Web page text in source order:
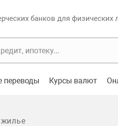
банков для физических
переводы Курсы валют